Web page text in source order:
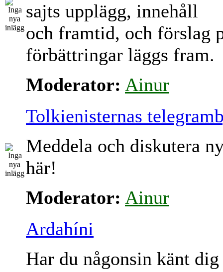
sajts upplägg, innehåll
och framtid, och förslag
förbättringar läggs fram.
Moderator: Ainur
Tolkienisternas
Meddela och diskutera
här!
Moderator: Ainur
Ardahíni
Har du någonsin känt dig